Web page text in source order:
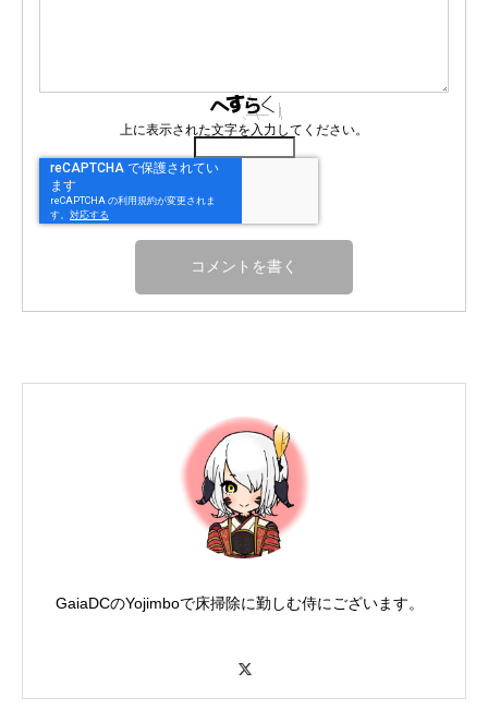
上に表示された文字を入力してください。
GaiaDCのYojimboで床掃除に勤しむ侍にございます。